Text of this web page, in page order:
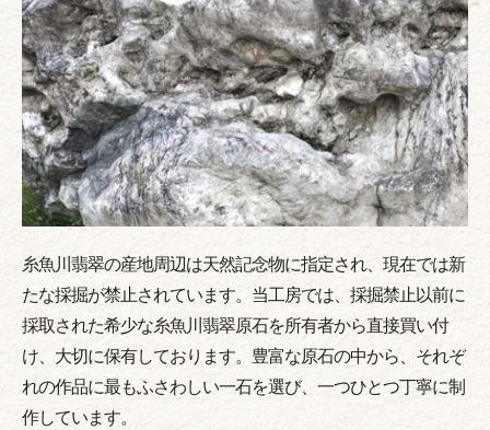
糸魚川翡翠の産地周辺は天然記念物に指定され、現在では新
たな採掘が禁止されています。当工房では、採掘禁止以前に
採取された希少な糸魚川翡翠原石を所有者から直接買い付
け、大切に保有しております。豊富な原石の中から、それぞ
れの作品に最もふさわしい一石を選び、一つひとつ丁寧に制
作しています。